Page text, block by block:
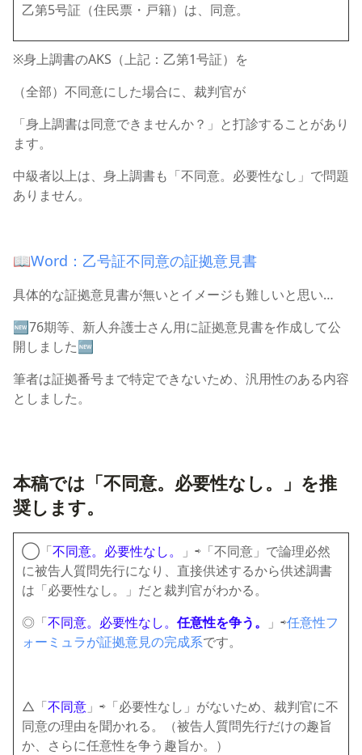
乙第5号証（住民票・戸籍）は、同意。
※身上調書のAKS（上記：乙第1号証）を
（全部）不同意にした場合に、裁判官が
「身上調書は同意できませんか？」と打診することがあり
ます。
中級者以上は、身上調書も「不同意。必要性なし」で問題
ありません。
📖Word：乙号証不同意の証拠意見書
具体的な証拠意見書が無いとイメージも難しいと思い…
🆕76期等、新人弁護士さん用に証拠意見書を作成して公
開しました🆕
筆者は証拠番号まで特定できないため、汎用性のある内容
としました。
本稿では「不同意。必要性なし。
」を推
奨します。
◯「不同意。必要性なし。
」⇨「不同意」で論理必然
に被告人質問先行になり、直接供述するから供述調書
は「必要性なし。」だと裁判官がわかる。
◎「不同意。必要性なし。 任意性を争う。 」⇨任意性フ
ォーミュラが証拠意見の完成系です。
△「不同意 」⇨「必要性なし」がないため、裁判官に不
同意の理由を聞かれる。（被告人質問先行だけの趣旨
か、さらに任意性を争う趣旨か。）